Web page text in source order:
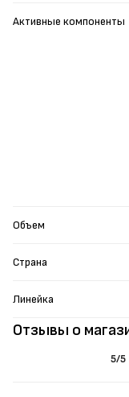
Отзывы о
5/5
Активные компоненты
Объем
Страна
Линейка